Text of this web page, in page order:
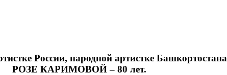
России, народной артистке Башкортостана
РОЗЕ КАРИМОВОЙ – 80 лет.